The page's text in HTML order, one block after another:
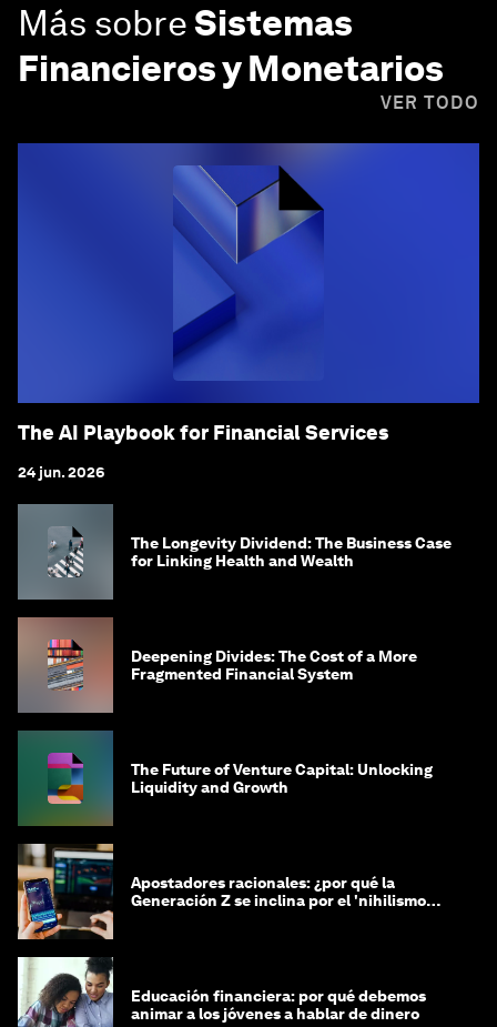
Más sobreSistemas
Financieros y Monetarios
VER TODO
The AI Playbook for Financial Services
24 jun. 2026
The Longevity Dividend: The Business Case
for Linking Health and Wealth
Deepening Divides: The Cost of a More
Fragmented Financial System
The Future of Venture Capital: Unlocking
Liquidity and Growth
Apostadores racionales: ¿por qué la
Generación Z se inclina por el 'nihilismo
Educación financiera: por qué debemos
animar a los jóvenes a hablar de dinero